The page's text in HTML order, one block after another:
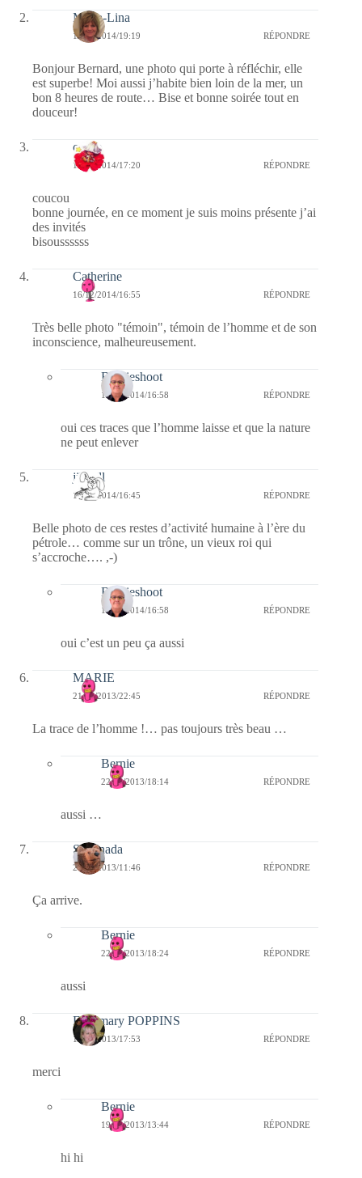
Maria-Lina
16/12/2014/19:19 RÉPONDRE
Bonjour Bernard, une photo qui porte à réfléchir, elle
est superbe! Moi aussi j’habite bien loin de la mer, un
bon 8 heures de route… Bise et bonne soirée tout en
douceur!
cerise
16/12/2014/17:20 RÉPONDRE
coucou
bonne journée, en ce moment je suis moins présente j’ai
des invités
bisoussssss
Catherine
16/12/2014/16:55 RÉPONDRE
Très belle photo "témoin", témoin de l’homme et de son
inconscience, malheureusement.
Bernieshoot
16/12/2014/16:58 RÉPONDRE
oui ces traces que l’homme laisse et que la nature
ne peut enlever
jill bill
16/12/2014/16:45 RÉPONDRE
Belle photo de ces restes d’activité humaine à l’ère du
pétrole… comme sur un trône, un vieux roi qui
s’accroche…. ,-)
Bernieshoot
16/12/2014/16:58 RÉPONDRE
oui c’est un peu ça aussi
MARIE
21/06/2013/22:45 RÉPONDRE
La trace de l’homme !… pas toujours très beau …
Bernie
22/06/2013/18:14 RÉPONDRE
aussi …
Sartenada
20/06/2013/11:46 RÉPONDRE
Ça arrive.
Bernie
22/06/2013/18:24 RÉPONDRE
aussi
Fabymary POPPINS
18/06/2013/17:53 RÉPONDRE
merci
Bernie
19/06/2013/13:44 RÉPONDRE
hi hi